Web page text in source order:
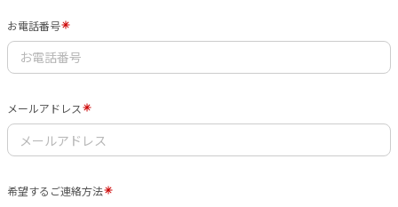
お電話番号
メールアドレス
希望するご連絡方法